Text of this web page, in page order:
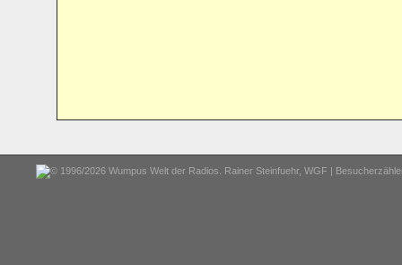
© 1996/2026 Wumpus Welt der Radios. Rainer Steinfuehr, WGF |